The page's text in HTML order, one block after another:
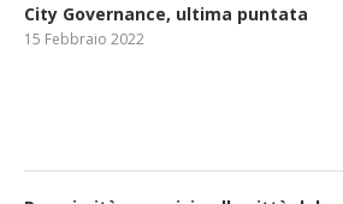
City Governance, ultima puntata
15 Febbraio 2022